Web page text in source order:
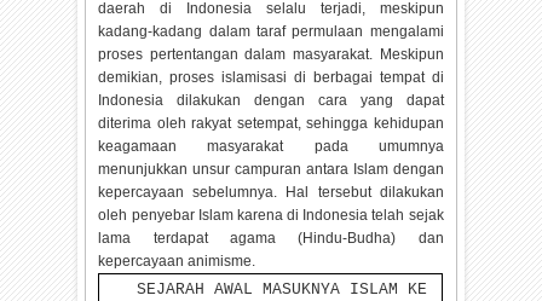
daerah di Indonesia selalu terjadi, meskipun
kadang-kadang dalam taraf permulaan mengalami
proses pertentangan dalam masyarakat. Meskipun
demikian, proses islamisasi di berbagai tempat di
Indonesia dilakukan dengan cara yang dapat
diterima oleh rakyat setempat, sehingga kehidupan
keagamaan masyarakat pada umumnya
menunjukkan unsur campuran antara Islam dengan
kepercayaan sebelumnya. Hal tersebut dilakukan
oleh penyebar Islam karena di Indonesia telah sejak
lama terdapat agama (Hindu-Budha) dan
kepercayaan animisme.
SEJARAH AWAL MASUKNYA ISLAM KE